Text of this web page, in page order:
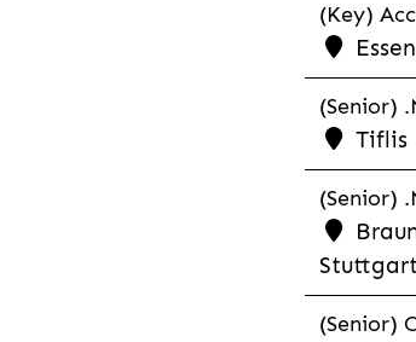
(Key)
(Senior)
Tiflis
(Senior)
Stuttgart
(Senior)